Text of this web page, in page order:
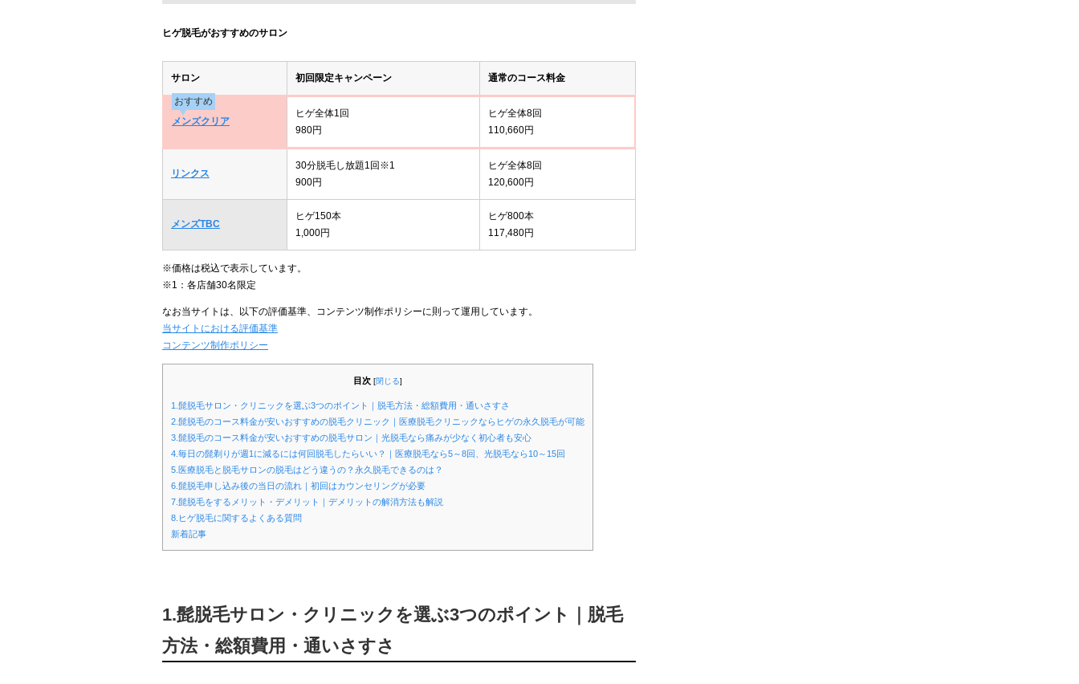
ヒゲ脱毛がおすすめのサロン
サロン 初回限定キャンペーン 通常のコース料金
おすすめ
メンズクリア
ヒゲ全体1回
980円
ヒゲ全体8回
110,660円
リンクス
30分脱毛し放題1回※1
900円
ヒゲ全体8回
120,600円
メンズTBC
ヒゲ150本
1,000円
ヒゲ800本
117,480円
※価格は税込で表示しています。
※1：各店舗30名限定
なお当サイトは、以下の評価基準、コンテンツ制作ポリシーに則って運用しています。
当サイトにおける評価基準
コンテンツ制作ポリシー
目次 [閉じる]
1.髭脱毛サロン・クリニックを選ぶ3つのポイント｜脱毛方法・総額費用・通いさすさ
2.髭脱毛のコース料金が安いおすすめの脱毛クリニック｜医療脱毛クリニックならヒゲの永久脱毛が可能
3.髭脱毛のコース料金が安いおすすめの脱毛サロン｜光脱毛なら痛みが少なく初心者も安心
4.毎日の髭剃りが週1に減るには何回脱毛したらいい？｜医療脱毛なら5～8回、光脱毛なら10～15回
5.医療脱毛と脱毛サロンの脱毛はどう違うの？永久脱毛できるのは？
6.髭脱毛申し込み後の当日の流れ｜初回はカウンセリングが必要
7.髭脱毛をするメリット・デメリット｜デメリットの解消方法も解説
8.ヒゲ脱毛に関するよくある質問
新着記事
1.髭脱毛サロン・クリニックを選ぶ3つのポイント｜脱毛
方法・総額費用・通いさすさ